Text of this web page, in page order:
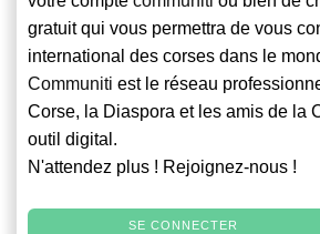
gratuit qui vous permettra de vous
international des corses dans le
Communiti est le réseau
Corse, la Diaspora et les amis de la
outil digital.
N'attendez plus ! Rejoignez-nous !
SE CONNECTER